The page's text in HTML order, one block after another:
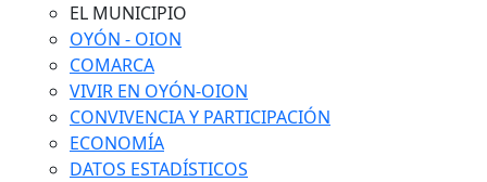
EL MUNICIPIO
OYÓN - OION
COMARCA
VIVIR EN OYÓN-OION
CONVIVENCIA Y PARTICIPACIÓN
ECONOMÍA
DATOS ESTADÍSTICOS